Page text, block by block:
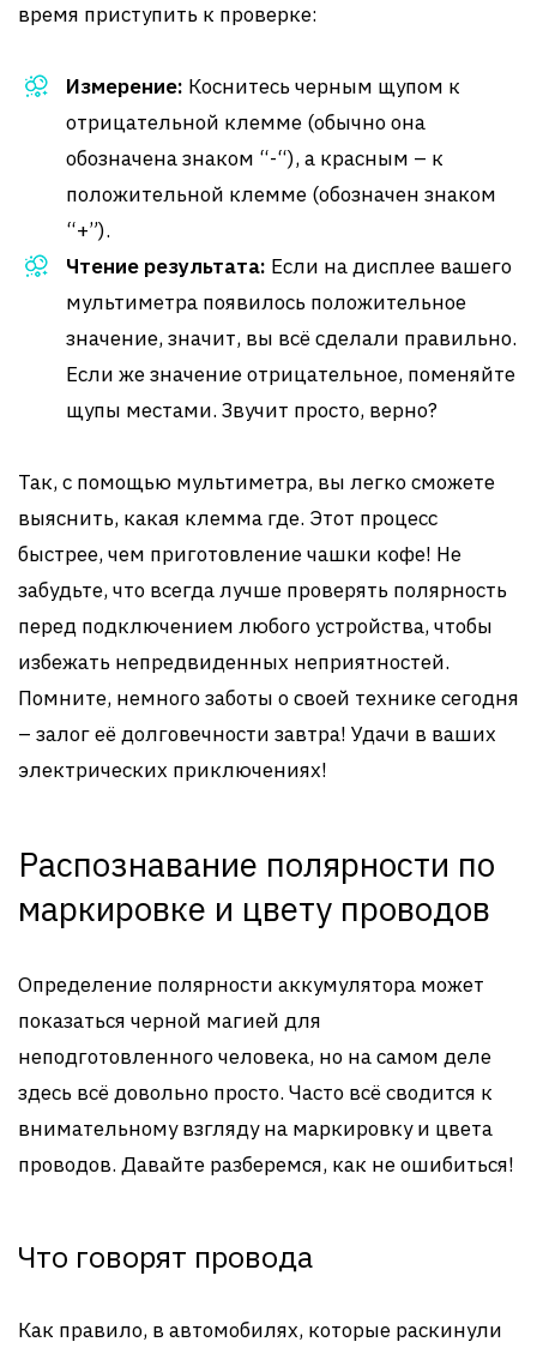
время приступить к проверке:
Измерение: Коснитесь черным щупом к
отрицательной клемме (обычно она
обозначена знаком “-“), а красным – к
положительной клемме (обозначен знаком
“+”).
Чтение результата: Если на дисплее вашего
мультиметра появилось положительное
значение, значит, вы всё сделали правильно.
Если же значение отрицательное, поменяйте
щупы местами. Звучит просто, верно?
Так, с помощью мультиметра, вы легко сможете
выяснить, какая клемма где. Этот процесс
быстрее, чем приготовление чашки кофе! Не
забудьте, что всегда лучше проверять полярность
перед подключением любого устройства, чтобы
избежать непредвиденных неприятностей.
Помните, немного заботы о своей технике сегодня
– залог её долговечности завтра! Удачи в ваших
электрических приключениях!
Распознавание полярности по
маркировке и цвету проводов
Определение полярности аккумулятора может
показаться черной магией для
неподготовленного человека, но на самом деле
здесь всё довольно просто. Часто всё сводится к
внимательному взгляду на маркировку и цвета
проводов. Давайте разберемся, как не ошибиться!
Что говорят провода
Как правило, в автомобилях, которые раскинули